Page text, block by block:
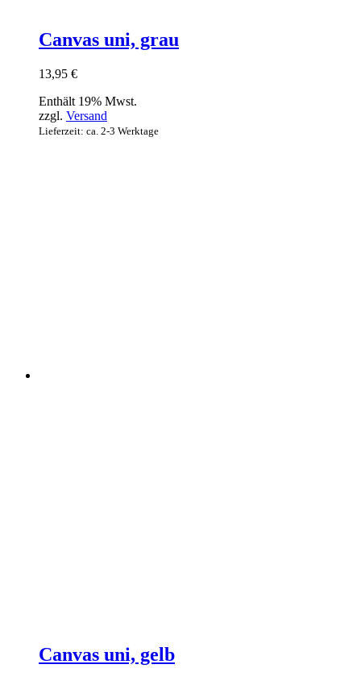
Canvas uni, grau
13,95 €
Enthält 19% Mwst.
zzgl. Versand
Lieferzeit: ca. 2-3 Werktage
Canvas uni, gelb